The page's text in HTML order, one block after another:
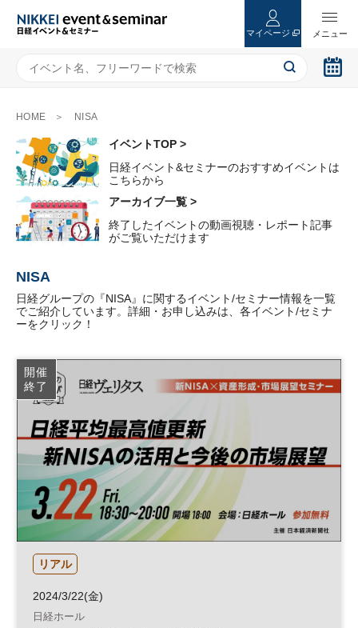
マイページ
HOME NISA
イベントTOP >
日経イベント&セミナーのおすすめイベントは
こちらから
アーカイブ一覧 >
終了したイベントの動画視聴・レポート記事
がご覧いただけます
NISA
日経グループの『NISA』に関するイベント/セミナー情報を一覧
でご紹介しています。詳細・お申し込みは、各イベント/セミナ
ーをクリック！
開催
終了
リアル
2024/3/22(金)
日経ホール